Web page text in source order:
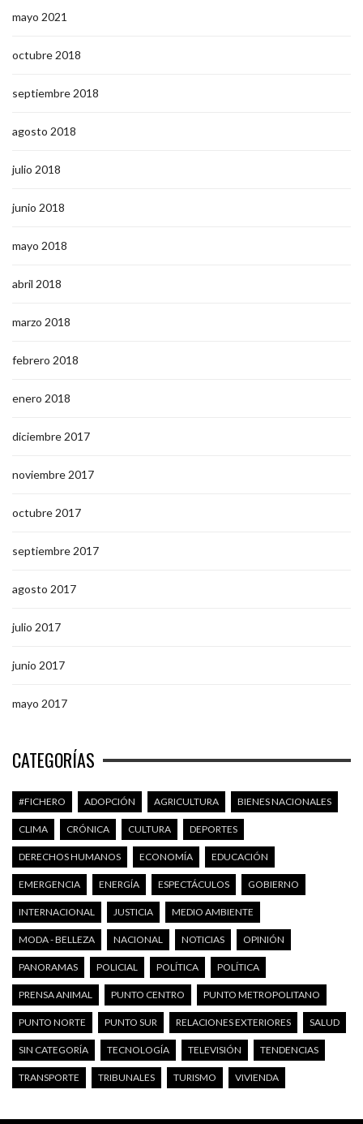
mayo 2021
octubre 2018
septiembre 2018
agosto 2018
julio 2018
junio 2018
mayo 2018
abril 2018
marzo 2018
febrero 2018
enero 2018
diciembre 2017
noviembre 2017
octubre 2017
septiembre 2017
agosto 2017
julio 2017
junio 2017
mayo 2017
CATEGORÍAS
#FICHERO ADOPCIÓN AGRICULTURA BIENES NACIONALES
CLIMA CRÓNICA CULTURA DEPORTES
DERECHOS HUMANOS ECONOMÍA EDUCACIÓN
EMERGENCIA ENERGÍA ESPECTÁCULOS GOBIERNO
INTERNACIONAL JUSTICIA MEDIO AMBIENTE
MODA - BELLEZA NACIONAL NOTICIAS OPINIÓN
PANORAMAS POLICIAL POLÍTICA POLÍTICA
PRENSA ANIMAL PUNTO CENTRO PUNTO METROPOLITANO
PUNTO NORTE PUNTO SUR RELACIONES EXTERIORES SALUD
SIN CATEGORÍA TECNOLOGÍA TELEVISIÓN TENDENCIAS
TRANSPORTE TRIBUNALES TURISMO VIVIENDA